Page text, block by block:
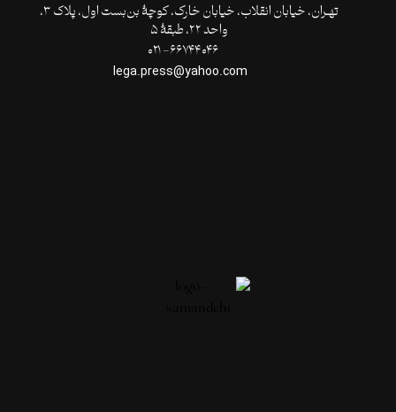
تهـران،‌ خیابان انقلاب، خیابان خارک، کوچۀ بن‌بست اول، پلاک ۳،
واحد ۲۲، طبقۀ ۵